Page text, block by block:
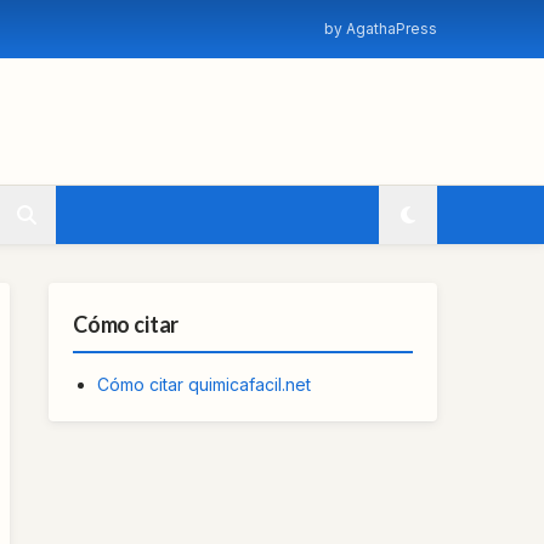
by AgathaPress
Cómo citar
Cómo citar quimicafacil.net